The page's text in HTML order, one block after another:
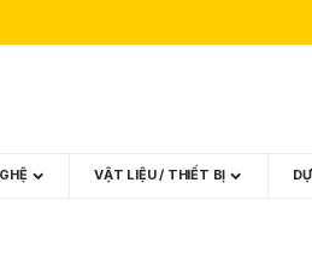
VẬT LIỆU / THIẾT BỊ